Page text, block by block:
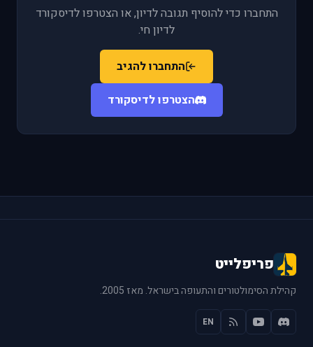
התחברו כדי להוסיף תגובה לדיון, או הצטרפו לדיסקורד
לדיון חי.
התחברו להגיב
הצטרפו לדיסקורד
פריפלייט
קהילת הסימולטורים והתעופה בישראל. מאז 2005.
EN